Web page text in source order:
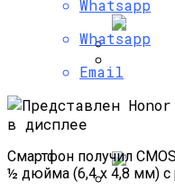
СМИ
Whatsapp
Whatsapp
Email
Смартфон получил
½ дюйма (6,4 x 4,8 мм)